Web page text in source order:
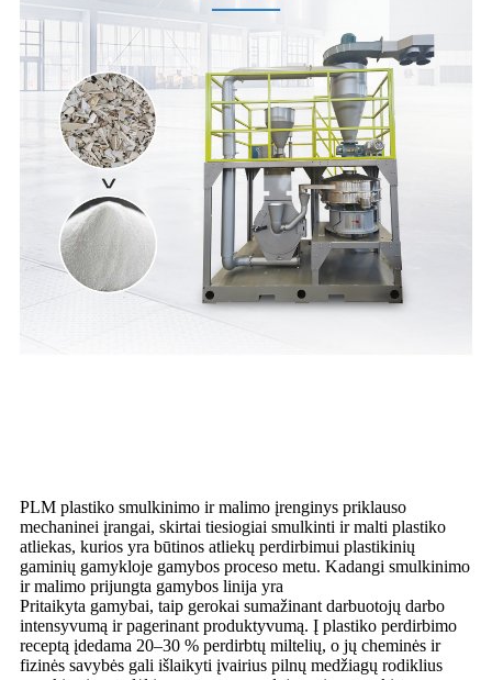
PLM plastiko smulkinimo ir malimo įrenginys priklauso
mechaninei įrangai, skirtai tiesiogiai smulkinti ir malti plastiko
atliekas, kurios yra būtinos atliekų perdirbimui plastikinių
gaminių gamykloje gamybos proceso metu. Kadangi smulkinimo
ir malimo prijungta gamybos linija yra
Pritaikyta gamybai, taip gerokai sumažinant darbuotojų darbo
intensyvumą ir pagerinant produktyvumą. Į plastiko perdirbimo
receptą įdedama 20–30 % perdirbtų miltelių, o jų cheminės ir
fizinės savybės gali išlaikyti įvairius pilnų medžiagų rodiklius